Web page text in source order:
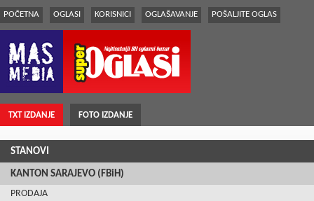
POČETNA OGLASI KORISNICI OGLAŠAVANJE POŠALJITE OGLAS
TXT IZDANJE FOTO IZDANJE
STANOVI
KANTON SARAJEVO (FBiH)
PRODAJA